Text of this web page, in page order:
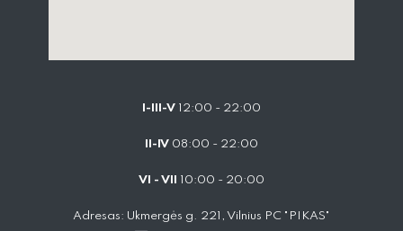
I-III-V 12:00 - 22:00
II-IV 08:00 - 22:00
VI - VII 10:00 - 20:00
Adresas: Ukmergės g. 221, Vilnius PC "PIKAS"